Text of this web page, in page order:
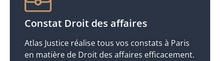
Constat Droit des affaires
Atlas Justice réalise tous vos constats à Paris
en matière de Droit des affaires efficacement.